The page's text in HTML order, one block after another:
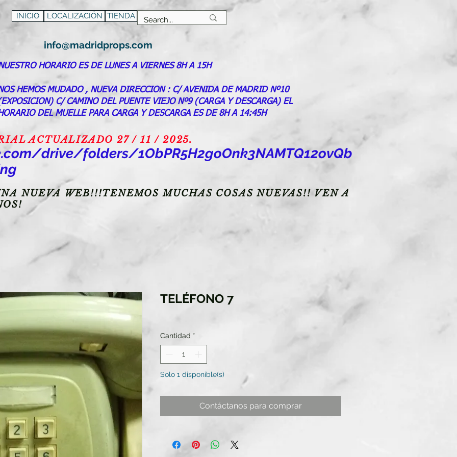
INICIO LOCALIZACIÓN TIENDA
info@madridprops.com
HORARIO ES DE LUNES A VIERNES 8H A 15H
HEMOS MUDADO , NUEVA DIRECCION : C/ AVENIDA DE MADRID Nº10
C/ CAMINO DEL PUENTE VIEJO Nº9 (CARGA Y DESCARGA) EL
DEL MUELLE PARA CARGA Y DESCARGA ES DE 8H A 14:45H
ACTUALIZADO 27 / 11 / 2025.
drive/folders/1ObPR5H2goOnk3NAMTQ12ovQb
NUEVA WEB!!!TENEMOS MUCHAS COSAS NUEVAS!! VEN A
TELÉFONO 7
Cantidad *
Solo 1 disponible(s)
Contáctanos para comprar